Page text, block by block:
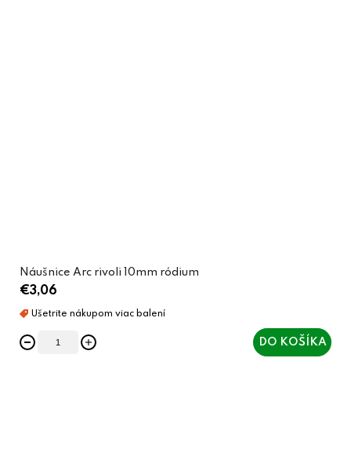
Náušnice Arc rivoli 10mm ródium
€3,06
DO KOŠÍKA